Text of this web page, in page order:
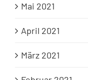
Mai 2021
April 2021
März 2021